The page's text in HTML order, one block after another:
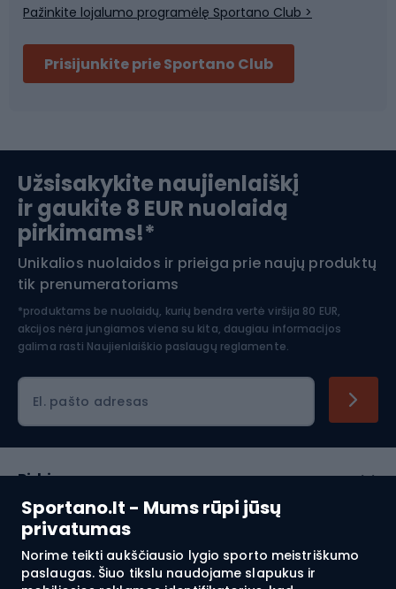
Sportano.lt - Mums rūpi jūsų
privatumas
Norime teikti aukščiausio lygio sporto meistriškumo
paslaugas. Šiuo tikslu naudojame slapukus ir
Slidinėjimas
Apranga žiemos sportui
Šiaurietiškas ėjimas
Pažinkite lojalumo programėlę Sportano Club >
Prisijunkite prie Sportano Club
Užsisakykite naujienlaiškį
ir gaukite 8 EUR nuolaidą
pirkimams!*
Unikalios nuolaidos ir prieiga prie naujų produktų
tik prenumeratoriams
*produktams be nuolaidų, kurių bendra vertė viršija 80 EUR,
akcijos nėra jungiamos viena su kita, daugiau informacijos
galima rasti Naujienlaiškio paslaugų reglamente.
El. pašto adresas
Pirkimas
Klientų aptarnavimas
Reglamentai